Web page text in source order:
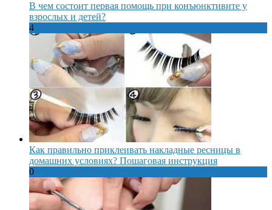
В чем состоит первая помощь при конъюнктивите у
взрослых и детей?
4
Как правильно приклеивать накладные ресницы в
домашних условиях? Пошаговая инструкция
0